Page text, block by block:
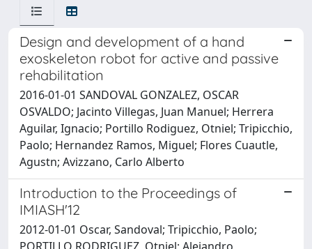
Design and development of a hand
exoskeleton robot for active and passive
rehabilitation
2016-01-01 SANDOVAL GONZALEZ, OSCAR
OSVALDO; Jacinto Villegas, Juan Manuel; Herrera
Aguilar, Ignacio; Portillo Rodiguez, Otniel; Tripicchio,
Paolo; Hernandez Ramos, Miguel; Flores Cuautle,
Agustn; Avizzano, Carlo Alberto
Introduction to the Proceedings of
IMIASH'12
2012-01-01 Oscar, Sandoval; Tripicchio, Paolo;